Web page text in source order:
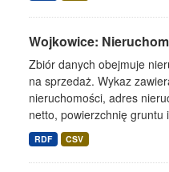
Wojkowice:
Zbiór danych obejmuje
na sprzedaż. Wykaz
nieruchomości, adres
netto, powierzchnię gruntu
RDF CSV